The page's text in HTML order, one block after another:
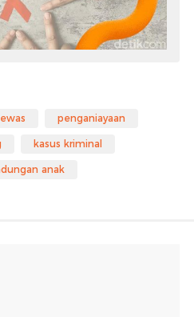
penganiayaan
kasus kriminal
anak